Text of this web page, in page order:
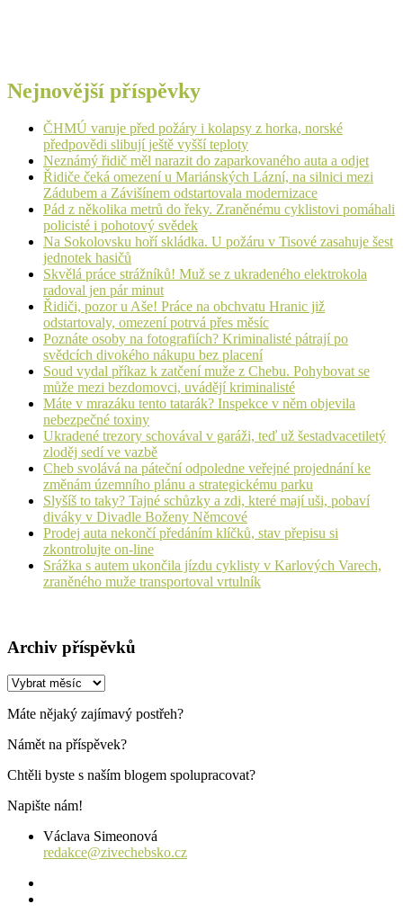
Nejnovější příspěvky
ČHMÚ varuje před požáry i kolapsy z horka, norské
předpovědi slibují ještě vyšší teploty
Neznámý řidič měl narazit do zaparkovaného auta a odjet
Řidiče čeká omezení u Mariánských Lázní, na silnici mezi
Zádubem a Závišínem odstartovala modernizace
Pád z několika metrů do řeky. Zraněnému cyklistovi pomáhali
policisté i pohotový svědek
Na Sokolovsku hoří skládka. U požáru v Tisové zasahuje šest
jednotek hasičů
Skvělá práce strážníků! Muž se z ukradeného elektrokola
radoval jen pár minut
Řidiči, pozor u Aše! Práce na obchvatu Hranic již
odstartovaly, omezení potrvá přes měsíc
Poznáte osoby na fotografiích? Kriminalisté pátrají po
svědcích divokého nákupu bez placení
Soud vydal příkaz k zatčení muže z Chebu. Pohybovat se
může mezi bezdomovci, uvádějí kriminalisté
Máte v mrazáku tento tatarák? Inspekce v něm objevila
nebezpečné toxiny
Ukradené trezory schovával v garáži, teď už šestadvacetiletý
zloděj sedí ve vazbě
Cheb svolává na páteční odpoledne veřejné projednání ke
změnám územního plánu a strategickému parku
Slyšíš to taky? Tajné schůzky a zdi, které mají uši, pobaví
diváky v Divadle Boženy Němcové
Prodej auta nekončí předáním klíčků, stav přepisu si
zkontrolujte on-line
Srážka s autem ukončila jízdu cyklisty v Karlových Varech,
zraněného muže transportoval vrtulník
Archiv příspěvků
Archiv
Máte nějaký zajímavý postřeh?
Námět na příspěvek?
Chtěli byste s naším blogem spolupracovat?
Napište nám!
Václava Simeonová
redakce@zivechebsko.cz